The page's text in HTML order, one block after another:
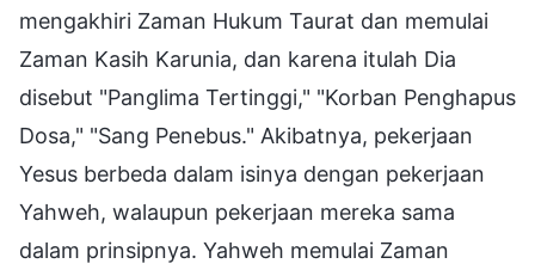
mengakhiri Zaman Hukum Taurat dan memulai
Zaman Kasih Karunia, dan karena itulah Dia
disebut "Panglima Tertinggi," "Korban Penghapus
Dosa," "Sang Penebus." Akibatnya, pekerjaan
Yesus berbeda dalam isinya dengan pekerjaan
Yahweh, walaupun pekerjaan mereka sama
dalam prinsipnya. Yahweh memulai Zaman